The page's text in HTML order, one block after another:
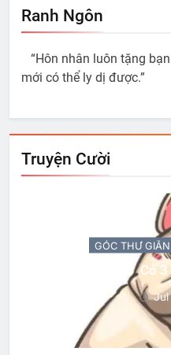
Ranh Ngôn
“Hôn nhân luôn tặng
mới có thể ly dị được.”
Truyện Cười
GÓC THƯ GIÃN
Có
Jul